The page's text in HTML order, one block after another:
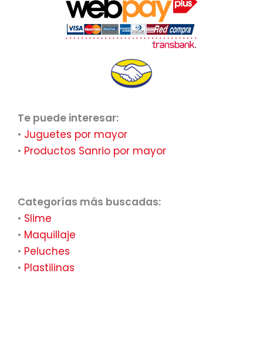
Te puede interesar:
• Juguetes por mayor
• Productos Sanrio por mayor
Categorías más buscadas:
• Slime
• Maquillaje
• Peluches
• Plastilinas